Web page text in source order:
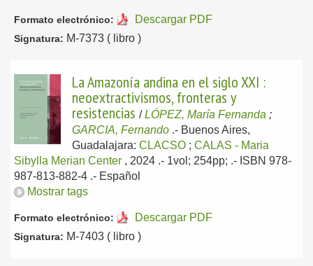
Formato electrónico: Descargar PDF
Signatura: M-7373 ( libro )
La Amazonía andina en el siglo XXI :
neoextractivismos, fronteras y
resistencias /LÓPEZ, María Fernanda ;
GARCIA, Fernando .- Buenos Aires,
Guadalajara: CLACSO ; CALAS - Maria
Sibylla Merian Center , 2024 .- 1vol; 254pp; .- ISBN 978-
987-813-882-4 .- Español
Mostrar tags
Formato electrónico: Descargar PDF
Signatura: M-7403 ( libro )